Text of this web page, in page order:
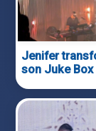
Jenifer
son Juke Box